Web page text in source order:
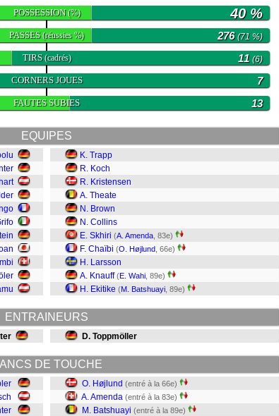
POSSESSION(%) 40 %
PASSES(réussies %) 276(71 %)
TIRS(cadrés) 11 (6)
CORNERS JOUES 7
FAUTES SUBIES 13
EQUIPES
K. Trapp
R. Koch
R. Kristensen
A. Theate
N. Brown
N. Collins
E. Skhiri (A. Amenda , 83e)
F. Chaïbi (O. Højlund , 66e)
H. Larsson
A. Knauff (E. Wahi , 89e)
H. Ekitike (M. Batshuayi , 89e)
ENTRAINEURS
D. Toppmöller
DE TOUCHE
O. Højlund (entré à la 66e)
A. Amenda (entré à la 83e)
M. Batshuayi (entré à la 89e)